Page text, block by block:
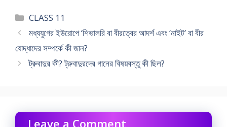
Categories
CLASS 11
মধ্যযুগের ইউরােপে ‘শিভালরি বা বীরত্বের আদর্শ এবং ‘নাইট’ বা বীর
যােদ্ধাদের সম্পর্কে কী জান?
ট্রুবাদুর কী? ট্রুবাদুরদের গানের বিষয়বস্তু কী ছিল?
Leave a Comment